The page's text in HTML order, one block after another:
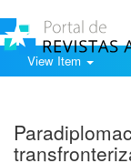
View Item